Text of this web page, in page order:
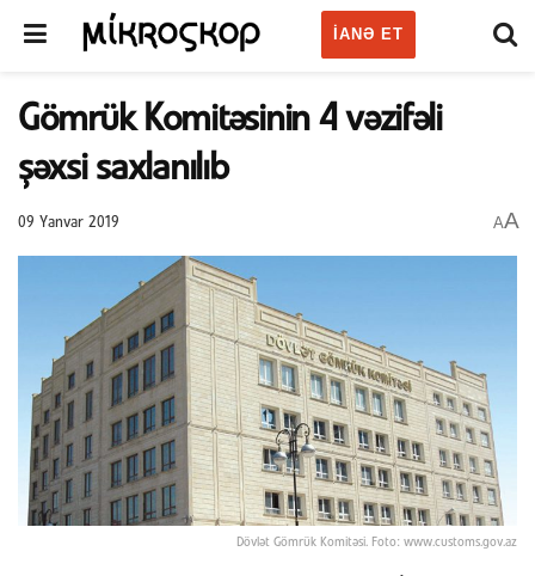
IANƏ ET
Gömrük Komitəsinin 4 vəzifəli
şəxsi saxlanılıb
09 Yanvar 2019 AA
Dövlət Gömrük Komitəsi. Foto: www.customs.gov.az